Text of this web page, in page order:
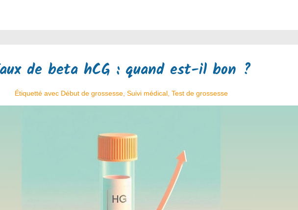
de beta hCG : quand est-il bon ?
Étiquetté avec Début de grossesse, Suivi médical, Test de grossesse